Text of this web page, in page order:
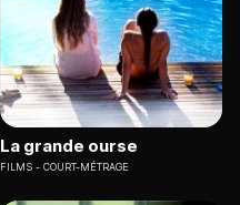
La grande ourse
FILMS COURT-MÉTRAGE